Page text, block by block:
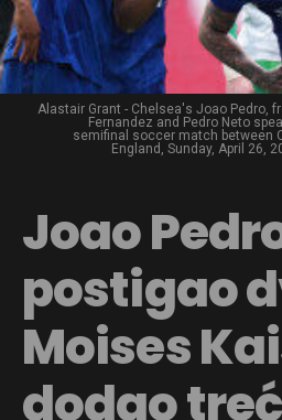
Alastair Grant - Chelsea's Joao Pedro,
Fernandez and Pedro Neto
semifinal soccer match between
England, Sunday, April 26,
Joao
postigao
Moises
dodao